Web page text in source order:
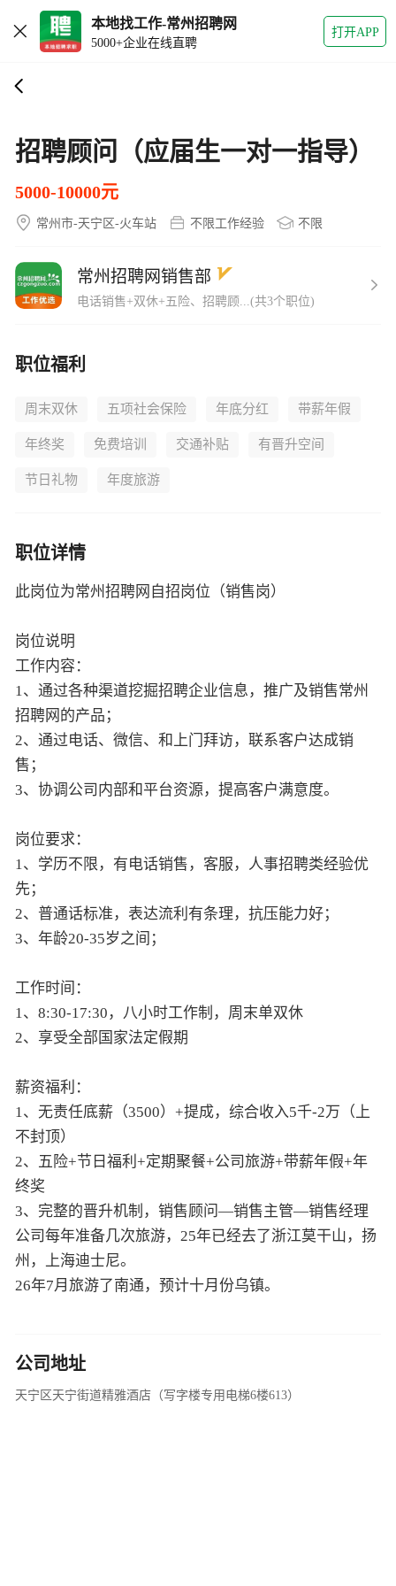
本地找工作-常州招聘网
5000+企业在线直聘
打开APP
招聘顾问（应届生一对一指导）
5000-10000元
常州市-天宁区-火车站 不限工作经验 不限
常州招聘网销售部
电话销售+双休+五险、招聘顾...(共3个职位)
职位福利
周末双休 五项社会保险 年底分红 带薪年假
年终奖 免费培训 交通补贴 有晋升空间
节日礼物 年度旅游
职位详情
此岗位为常州招聘网自招岗位（销售岗）
岗位说明
工作内容：
1、通过各种渠道挖掘招聘企业信息，推广及销售常州
招聘网的产品；
2、通过电话、微信、和上门拜访，联系客户达成销
售；
3、协调公司内部和平台资源，提高客户满意度。
岗位要求：
1、学历不限，有电话销售，客服，人事招聘类经验优
先；
2、普通话标准，表达流利有条理，抗压能力好；
3、年龄20-35岁之间；
工作时间：
1、8:30-17:30，八小时工作制，周末单双休
2、享受全部国家法定假期
薪资福利：
1、无责任底薪（3500）+提成，综合收入5千-2万（上
不封顶）
2、五险+节日福利+定期聚餐+公司旅游+带薪年假+年
终奖
3、完整的晋升机制，销售顾问—销售主管—销售经理
公司每年准备几次旅游，25年已经去了浙江莫干山，扬
州，上海迪士尼。
26年7月旅游了南通，预计十月份乌镇。
公司地址
天宁区天宁街道精雅酒店（写字楼专用电梯6楼613）